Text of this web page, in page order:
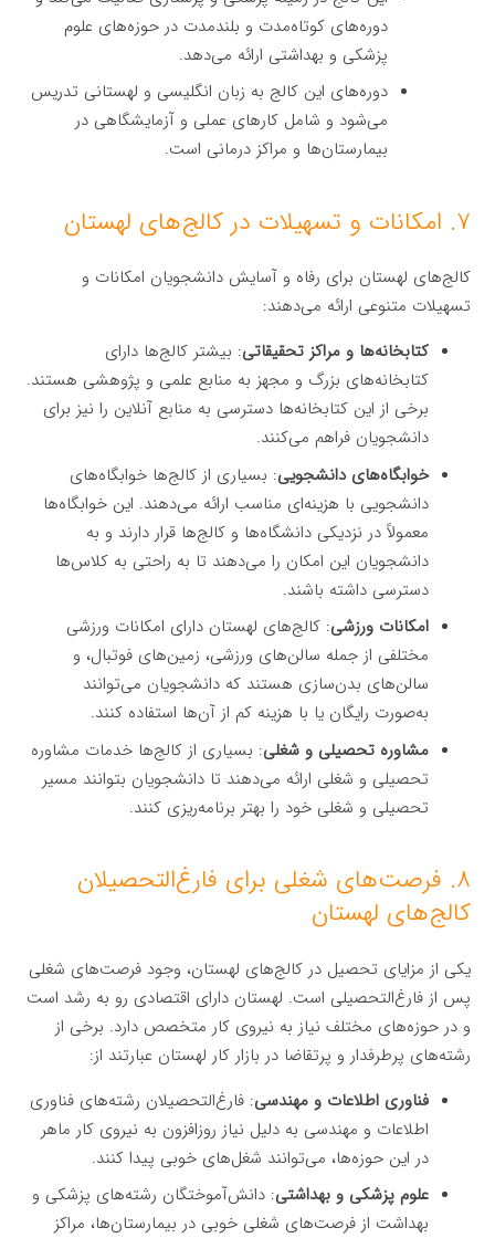
دوره‌های کوتاه‌مدت و بلندمدت در حوزه‌های علوم
پزشکی و بهداشتی ارائه می‌دهد.
دوره‌های این کالج به زبان انگلیسی و لهستانی تدریس
می‌شود و شامل کارهای عملی و آزمایشگاهی در
بیمارستان‌ها و مراکز درمانی است.
۷. امکانات و تسهیلات در کالج‌های لهستان
کالج‌های لهستان برای رفاه و آسایش دانشجویان امکانات و
تسهیلات متنوعی ارائه می‌دهند:
کتابخانه‌ها و مراکز تحقیقاتی: بیشتر کالج‌ها دارای
کتابخانه‌های بزرگ و مجهز به منابع علمی و پژوهشی هستند.
برخی از این کتابخانه‌ها دسترسی به منابع آنلاین را نیز برای
دانشجویان فراهم می‌کنند.
خوابگاه‌های دانشجویی: بسیاری از کالج‌ها خوابگاه‌های
دانشجویی با هزینه‌ای مناسب ارائه می‌دهند. این خوابگاه‌ها
معمولاً در نزدیکی دانشگاه‌ها و کالج‌ها قرار دارند و به
دانشجویان این امکان را می‌دهند تا به راحتی به کلاس‌ها
دسترسی داشته باشند.
امکانات ورزشی: کالج‌های لهستان دارای امکانات ورزشی
مختلفی از جمله سالن‌های ورزشی، زمین‌های فوتبال، و
سالن‌های بدن‌سازی هستند که دانشجویان می‌توانند
به‌صورت رایگان یا با هزینه کم از آن‌ها استفاده کنند.
مشاوره تحصیلی و شغلی: بسیاری از کالج‌ها خدمات مشاوره
تحصیلی و شغلی ارائه می‌دهند تا دانشجویان بتوانند مسیر
تحصیلی و شغلی خود را بهتر برنامه‌ریزی کنند.
۸. فرصت‌های شغلی برای فارغ‌التحصیلان
کالج‌های لهستان
یکی از مزایای تحصیل در کالج‌های لهستان، وجود فرصت‌های شغلی
پس از فارغ‌التحصیلی است. لهستان دارای اقتصادی رو به رشد است
و در حوزه‌های مختلف نیاز به نیروی کار متخصص دارد. برخی از
رشته‌های پرطرفدار و پرتقاضا در بازار کار لهستان عبارتند از:
فناوری اطلاعات و مهندسی: فارغ‌التحصیلان رشته‌های فناوری
اطلاعات و مهندسی به دلیل نیاز روزافزون به نیروی کار ماهر
در این حوزه‌ها، می‌توانند شغل‌های خوبی پیدا کنند.
علوم پزشکی و بهداشتی: دانش‌آموختگان رشته‌های پزشکی و
بهداشت از فرصت‌های شغلی خوبی در بیمارستان‌ها، مراکز